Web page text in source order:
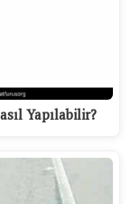
Yapılabilir?